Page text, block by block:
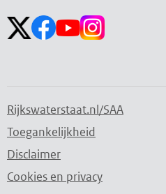
Rijkswaterstaat.nl/SAA
Toegankelijkheid
Disclaimer
Cookies en privacy